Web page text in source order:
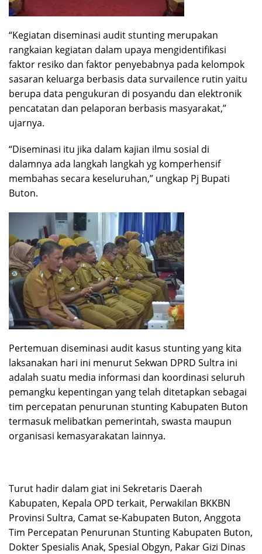
“Kegiatan diseminasi audit stunting merupakan
rangkaian kegiatan dalam upaya mengidentifikasi
faktor resiko dan faktor penyebabnya pada kelompok
sasaran keluarga berbasis data survailence rutin yaitu
berupa data pengukuran di posyandu dan elektronik
pencatatan dan pelaporan berbasis masyarakat,”
ujarnya.
“Diseminasi itu jika dalam kajian ilmu sosial di
dalamnya ada langkah langkah yg komperhensif
membahas secara keseluruhan,” ungkap Pj Bupati
Buton.
Pertemuan diseminasi audit kasus stunting yang kita
laksanakan hari ini menurut Sekwan DPRD Sultra ini
adalah suatu media informasi dan koordinasi seluruh
pemangku kepentingan yang telah ditetapkan sebagai
tim percepatan penurunan stunting Kabupaten Buton
termasuk melibatkan pemerintah, swasta maupun
organisasi kemasyarakatan lainnya.
Turut hadir dalam giat ini Sekretaris Daerah
Kabupaten, Kepala OPD terkait, Perwakilan BKKBN
Provinsi Sultra, Camat se-Kabupaten Buton, Anggota
Tim Percepatan Penurunan Stunting Kabupaten Buton,
Dokter Spesialis Anak, Spesial Obgyn, Pakar Gizi Dinas